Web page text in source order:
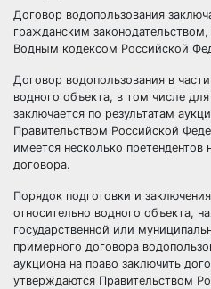
Договор водопользования
гражданским
Водным кодексом Российской
Договор водопользования в
водного объекта, в том числе
заключается по результатам
Правительством Российской
имеется несколько претендентов
договора.
Порядок подготовки и
относительно водного объекта,
государственной или
примерного договора
аукциона на право заключить
утверждаются Правительством